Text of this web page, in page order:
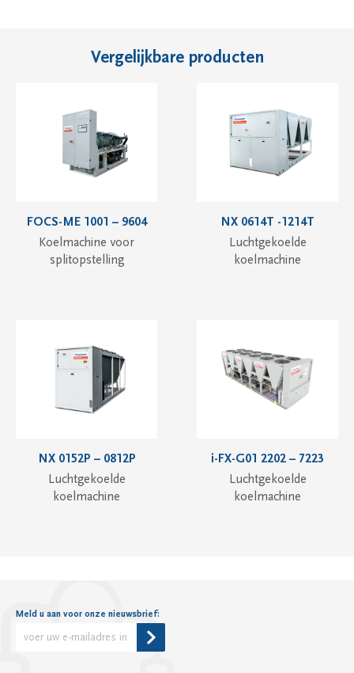
Vergelijkbare producten
FOCS-ME 1001 – 9604
Koelmachine voor
splitopstelling
NX 0614T -1214T
Luchtgekoelde
koelmachine
NX 0152P – 0812P
Luchtgekoelde
koelmachine
i-FX-G01 2202 – 7223
Luchtgekoelde
koelmachine
Meld u aan voor onze nieuwsbrief:
Alternative: